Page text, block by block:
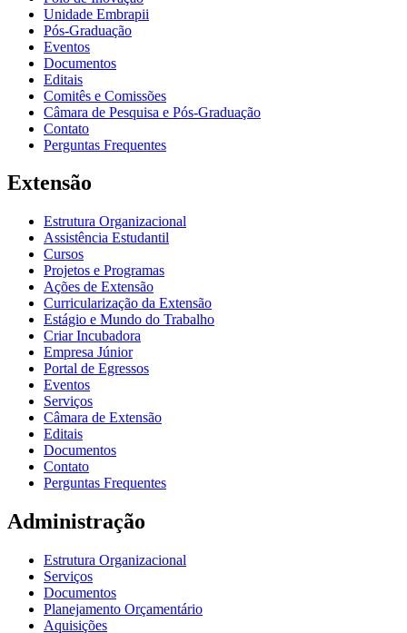
Unidade Embrapii
Pós-Graduação
Eventos
Documentos
Editais
Comitês e Comissões
Câmara de Pesquisa e Pós-Graduação
Contato
Perguntas Frequentes
Extensão
Estrutura Organizacional
Assistência Estudantil
Cursos
Projetos e Programas
Ações de Extensão
Curricularização da Extensão
Estágio e Mundo do Trabalho
Criar Incubadora
Empresa Júnior
Portal de Egressos
Eventos
Serviços
Câmara de Extensão
Editais
Documentos
Contato
Perguntas Frequentes
Administração
Estrutura Organizacional
Serviços
Documentos
Planejamento Orçamentário
Aquisições